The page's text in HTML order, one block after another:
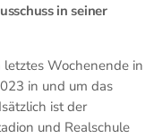
in seiner
Wochenende in
in und um das
ist der
und Realschule